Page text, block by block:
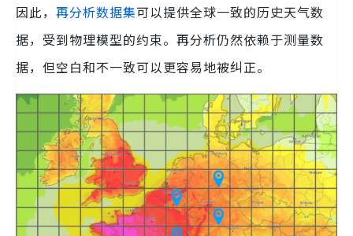
因此， 再分析数据集可以提供全球一致的历史天气数
据，受到物理模型的约束。再分析仍然依赖于测量数
据，但空白和不一致可以更容易地被纠正。